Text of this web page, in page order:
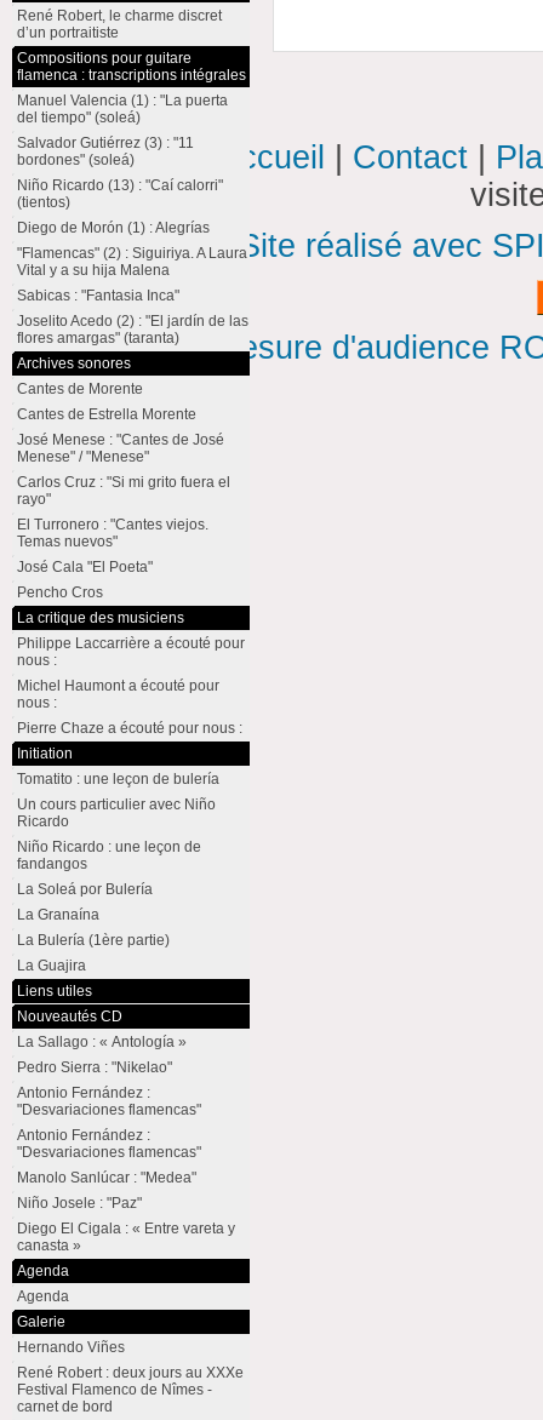
René Robert, le charme discret
d’un portraitiste
Compositions pour guitare
flamenca : transcriptions intégrales
Manuel Valencia (1) : "La puerta
del tiempo" (soleá)
Salvador Gutiérrez (3) : "11
bordones" (soleá)
Niño Ricardo (13) : "Caí calorri"
(tientos)
Diego de Morón (1) : Alegrías
"Flamencas" (2) : Siguiriya. A Laura
Vital y a su hija Malena
Sabicas : "Fantasia Inca"
Joselito Acedo (2) : "El jardín de las
flores amargas" (taranta)
Archives sonores
Cantes de Morente
Cantes de Estrella Morente
José Menese : "Cantes de José
Menese" / "Menese"
Carlos Cruz : "Si mi grito fuera el
rayo"
El Turronero : "Cantes viejos.
Temas nuevos"
José Cala "El Poeta"
Pencho Cros
La critique des musiciens
Philippe Laccarrière a écouté pour
nous :
Michel Haumont a écouté pour
nous :
Pierre Chaze a écouté pour nous :
Initiation
Tomatito : une leçon de bulería
Un cours particulier avec Niño
Ricardo
Niño Ricardo : une leçon de
fandangos
La Soleá por Bulería
La Granaína
La Bulería (1ère partie)
La Guajira
Liens utiles
Nouveautés CD
La Sallago : « Antología »
Pedro Sierra : "Nikelao"
Antonio Fernández :
"Desvariaciones flamencas"
Antonio Fernández :
"Desvariaciones flamencas"
Manolo Sanlúcar : "Medea"
Niño Josele : "Paz"
Diego El Cigala : « Entre vareta y
canasta »
Agenda
Agenda
Galerie
Hernando Viñes
René Robert : deux jours au XXXe
Festival Flamenco de Nîmes -
carnet de bord
Accueil Contact
Site réalisé avec
Mesure d'audience